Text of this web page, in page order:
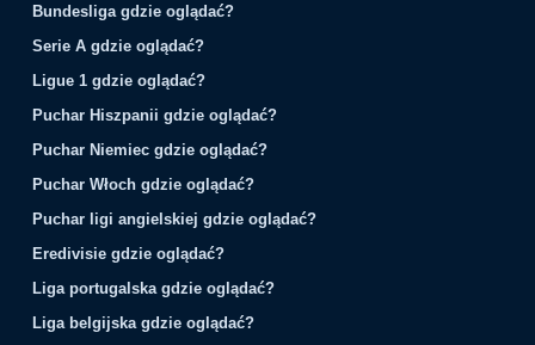
Bundesliga gdzie oglądać?
Serie A gdzie oglądać?
Ligue 1 gdzie oglądać?
Puchar Hiszpanii gdzie oglądać?
Puchar Niemiec gdzie oglądać?
Puchar Włoch gdzie oglądać?
Puchar ligi angielskiej gdzie oglądać?
Eredivisie gdzie oglądać?
Liga portugalska gdzie oglądać?
Liga belgijska gdzie oglądać?